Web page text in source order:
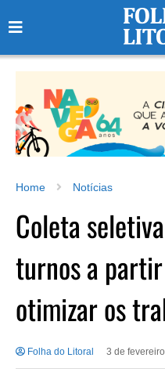
Home Notícias
Coleta
turnos a
otimizar os
Folha do Litoral 3 de